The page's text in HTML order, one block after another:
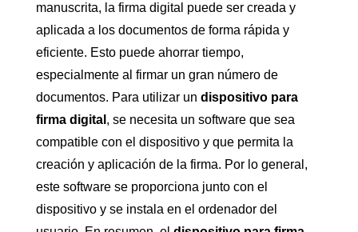
manuscrita, la firma digital puede ser creada y
aplicada a los documentos de forma rápida y
eficiente. Esto puede ahorrar tiempo,
especialmente al firmar un gran número de
documentos. Para utilizar un dispositivo para
firma digital , se necesita un software que sea
compatible con el dispositivo y que permita la
creación y aplicación de la firma. Por lo general,
este software se proporciona junto con el
dispositivo y se instala en el ordenador del